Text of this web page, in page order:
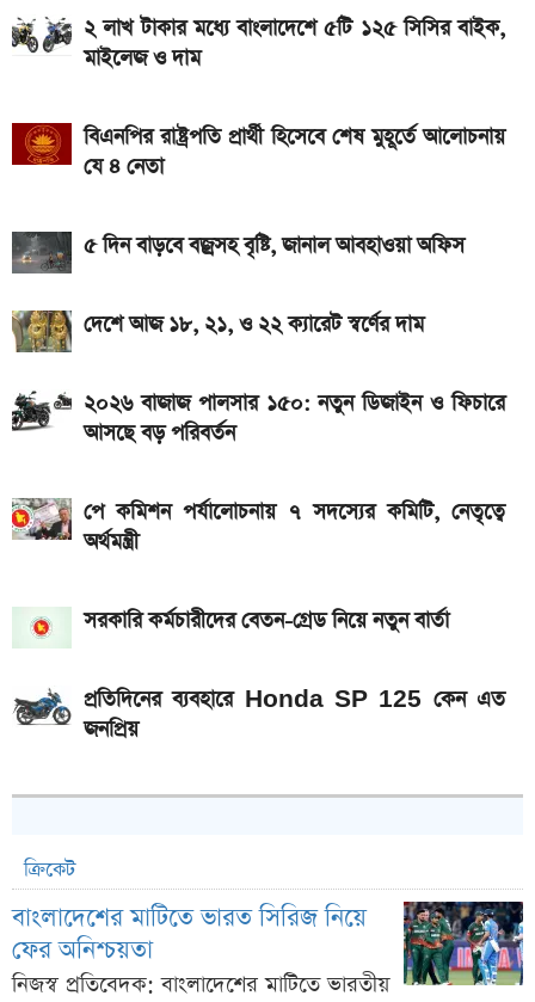
ও 4G
iQOO Z11-এ থাকছে ৬.৮৩ ইঞ্চির কার্ভড AMOLED
Bajaj Pulsar N160 S: দাম, ইঞ্জিন, ফিচার ও
আজকের সকল দেশের টাকার রেট: ০৯ আগস্ট ২০২৬
মাইলেজ ও দাম
২ লাখ টাকার মধ্যে বাংলাদেশে ৫টি ১২৫ সিসির বাইক,
মাইলেজ ও দাম
বিএনপির রাষ্ট্রপতি প্রার্থী হিসেবে শেষ মুহূর্তে আলোচনায়
যে ৪ নেতা
৫ দিন বাড়বে বজ্রসহ বৃষ্টি, জানাল আবহাওয়া অফিস
দেশে আজ ১৮, ২১, ও ২২ ক্যারেট স্বর্ণের দাম
২০২৬ বাজাজ পালসার ১৫০: নতুন ডিজাইন ও ফিচারে
আসছে বড় পরিবর্তন
পে কমিশন পর্যালোচনায় ৭ সদস্যের কমিটি, নেতৃত্বে
অর্থমন্ত্রী
সরকারি কর্মচারীদের বেতন-গ্রেড নিয়ে নতুন বার্তা
প্রতিদিনের ব্যবহারে Honda SP 125 কেন এত
জনপ্রিয়
ক্রিকেট
বাংলাদেশের মাটিতে ভারত সিরিজ নিয়ে
ফের অনিশ্চয়তা
নিজস্ব প্রতিবেদক: বাংলাদেশের মাটিতে ভারতীয়